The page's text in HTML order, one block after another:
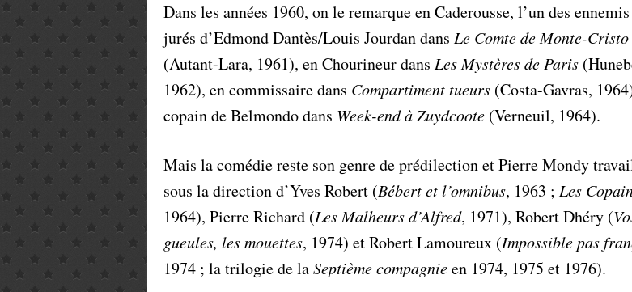
Dans les années 1960, on le remarque en Caderousse, l’un des ennemis
jurés d’Edmond Dantès/Louis Jourdan dans Le Comte de Monte-Cristo
(Autant-Lara, 1961), en Chourineur dans Les Mystères de Paris
1962), en commissaire dans Compartiment tueurs (Costa-Gavras,
copain de Belmondo dans Week-end à Zuydcoote (Verneuil, 1964).
Mais la comédie reste son genre de prédilection et Pierre Mondy
sous la direction d’Yves Robert (Bébert et l’omnibus, 1963 ; Les
1964), Pierre Richard (Les Malheurs d’Alfred, 1971), Robert Dhéry (
gueules, les mouettes, 1974) et Robert Lamoureux (Impossible pas
1974 ; la trilogie de laSeptième compagnieen 1974, 1975 et 1976).